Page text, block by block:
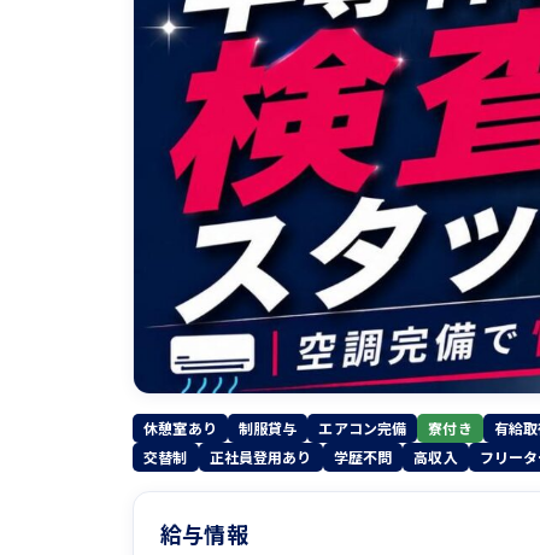
休憩室あり 制服貸与 エアコン完備 寮付き
有給
交替制
正社員登用あり 学歴不問 高収入 フリー
給与情報